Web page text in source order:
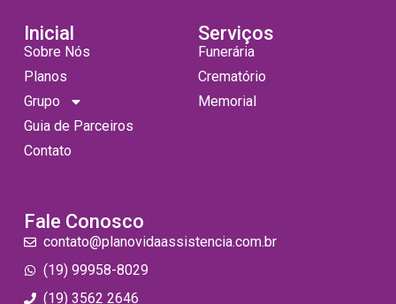
Inicial
Sobre Nós
Planos
Grupo
Guia de Parceiros
Contato
Serviços
Funerária
Crematório
Memorial
Fale Conosco
contato@planovidaassistencia.com.br
(19) 99958-8029
(19) 3562 2646